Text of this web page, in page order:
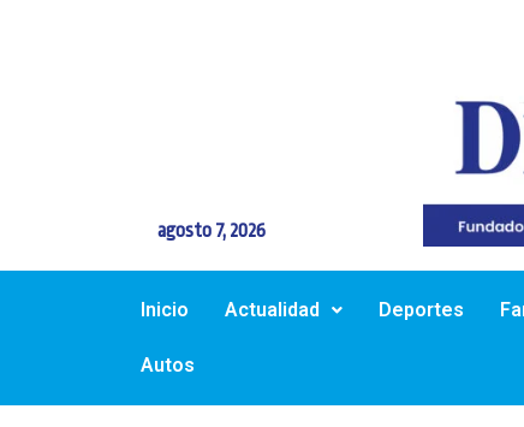
agosto 7, 2026
Inicio Actualidad Deportes
Autos